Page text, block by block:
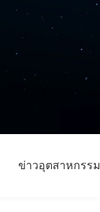
ข่าวอุตสาหกรรม